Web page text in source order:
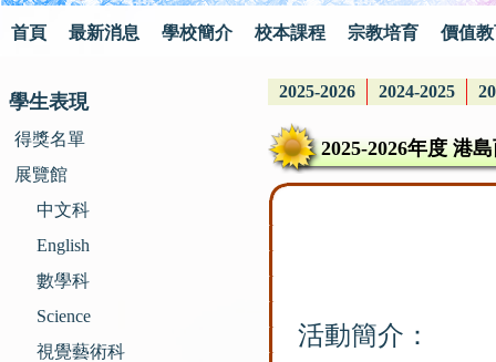
首頁 最新消息 學校簡介 校本課程 宗教培育 價值
學生表現
得獎名單
展覽館
中文科
English
數學科
Science
視覺藝術科
2025-2026 2024-2025
2025-2026年度 港
活動簡介：